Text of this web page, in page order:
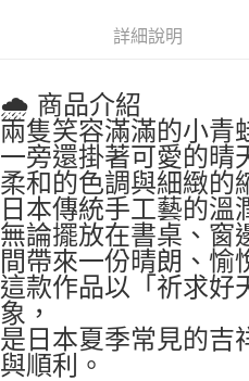
詳細說明
🌧 商品介紹
兩隻笑容滿滿的小青
一旁還掛著可愛的晴
柔和的色調與細緻的
日本傳統手工藝的溫
無論擺放在書桌、窗
間帶來一份晴朗、愉
這款作品以「祈求好
象，
是日本夏季常見的吉
與順利。